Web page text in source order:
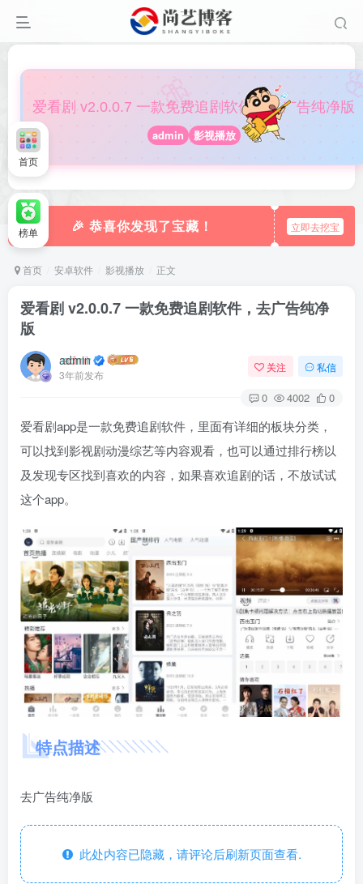
🎀
爱看剧 v2.0.0.7 一款免费追剧软件，去广告纯净版
admin 影视播放
🎉 恭喜你发现了宝藏！ 立即去挖宝
首页 安卓软件 影视播放 正文
爱看剧 v2.0.0.7 一款免费追剧软件，去广告纯净
版
admin
3年前发布
关注 私信
0 4002 0
爱看剧app是一款免费追剧软件，里面有详细的板块分类，
可以找到影视剧动漫综艺等内容观看，也可以通过排行榜以
及发现专区找到喜欢的内容，如果喜欢追剧的话，不放试试
这个app。
特点描述
去广告纯净版
此处内容已隐藏，请评论后刷新页面查看.
首页
榜单